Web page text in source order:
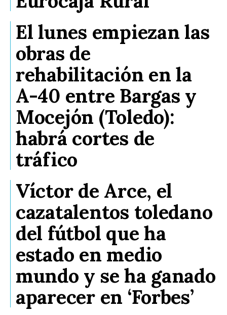
El lunes empiezan las
obras de
rehabilitación en la
A-40 entre Bargas y
Mocejón (Toledo):
habrá cortes de
tráfico
Víctor de Arce, el
cazatalentos toledano
del fútbol que ha
estado en medio
mundo y se ha ganado
aparecer en ‘Forbes’